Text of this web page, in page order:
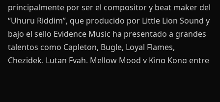
principalmente por ser el compositor y beat maker del
“Uhuru Riddim”, que producido por Little Lion Sound y
bajo el sello Evidence Music ha presentado a grandes
talentos como Capleton, Bugle, Loyal Flames,
Chezidek, Lutan Fyah, Mellow Mood y King Kong entre